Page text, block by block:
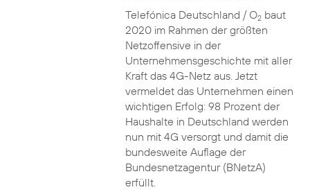
Telefónica Deutschland / O2baut
2020 im Rahmen der größten
Netzoffensive in der
Unternehmensgeschichte mit aller
Kraft das 4G-Netz aus. Jetzt
vermeldet das Unternehmen einen
wichtigen Erfolg: 98 Prozent der
Haushalte in Deutschland werden
nun mit 4G versorgt und damit die
bundesweite Auflage der
Bundesnetzagentur (BNetzA)
erfüllt.